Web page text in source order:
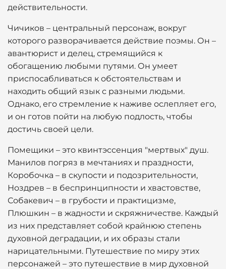
действительности.
Чичиков – центральный персонаж, вокруг
которого разворачивается действие поэмы. Он –
авантюрист и делец, стремящийся к
обогащению любыми путями. Он умеет
приспосабливаться к обстоятельствам и
находить общий язык с разными людьми.
Однако, его стремление к наживе ослепляет его,
и он готов пойти на любую подлость, чтобы
достичь своей цели.
Помещики – это квинтэссенция "мертвых" душ.
Манилов погряз в мечтаниях и праздности,
Коробочка – в скупости и подозрительности,
Ноздрев – в беспринципности и хвастовстве,
Собакевич – в грубости и практицизме,
Плюшкин – в жадности и скряжничестве. Каждый
из них представляет собой крайнюю степень
духовной деградации, и их образы стали
нарицательными. Путешествие по миру этих
персонажей – это путешествие в мир духовной